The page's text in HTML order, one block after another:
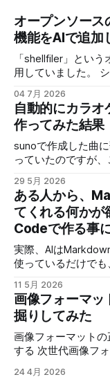
オープンソース
機能をAIで追加
「shellfiler」とい
用していました。
ンソースになりま
ーク上のNASや他の
機能です。 具体的
クセスなんですが
クドライブ（ネッ
訳ではないのですが
ットワークドライブ
なくなっていました。 他のツールも試しまし
「shellfiler」の使い
いない！ そこで、
必要な部分を修正できれば
のURLです。 使用するAIは今回Geminiさんで、新しくなった
04 7月 2026
自動的にカラ
作ってみた結果
sunoで作成した曲
っていたのですが
てくれるアプリを作
し解説と、どんな物
しますが、アプリ
す。 実際にこのツールで作成した動画を３本ほど紹介 スペ
ルトナエル サイコロ勇者と魔王の城 アトミックピクニック
見てもらうと分かり
ようになったので
ました。 歌詞入り
業に時間がかかる
で、クオリティーが安
の動画で実際にツー
使用しているＡＩ
のと、需要がそれ
成してますよって紹介になりま
29 5月 2026
ある人から、
てくれる何か
Codeで作る事
実際、AIは
使っているだけで
で手軽に使える物を作りました。
たのが以下のURLに
https://test.aisgm.me/
ラグイン入れれば、
アプリを作っている
ものも多いです。
11 5月 2026
画像フォーマッ
掘りしてみた
画像フォーマット
する 次世代画像フォーマットAVIFを触ってみた 割と最近の
るようになったフォ
24 4月 2026